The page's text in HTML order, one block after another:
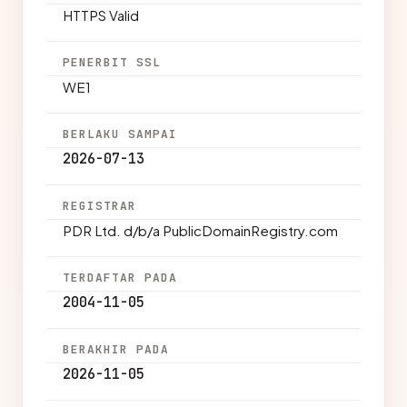
HTTPS Valid
PENERBIT SSL
WE1
BERLAKU SAMPAI
2026-07-13
REGISTRAR
PDR Ltd. d/b/a PublicDomainRegistry.com
TERDAFTAR PADA
2004-11-05
BERAKHIR PADA
2026-11-05